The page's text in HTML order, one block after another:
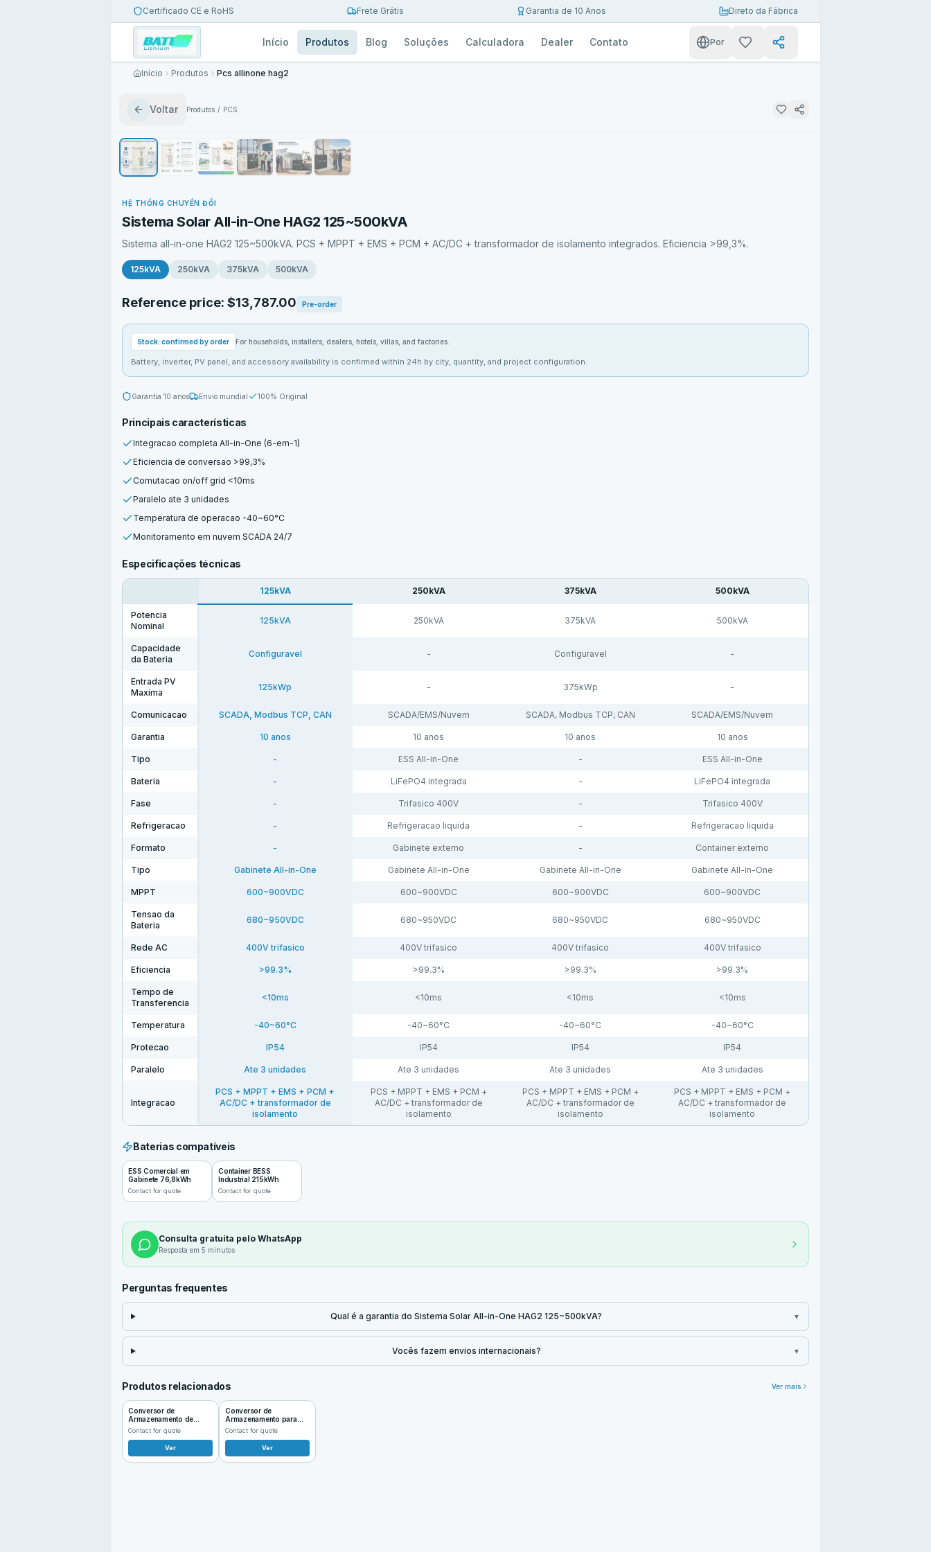
Certificado CE e RoHS Frete Grátis Garantia de 10 Anos Direto da Fábrica
Início Produtos Blog Soluções Calculadora Dealer Contato Por
Início Produtos Pcs allinone hag2
Voltar Produtos / PCS
HỆ THỐNG CHUYỂN ĐỔI
Sistema Solar All-in-One HAG2 125~500kVA
Sistema all-in-one HAG2 125~500kVA. PCS + MPPT + EMS + PCM + AC/DC + transformador de isolamento integrados. Eficiencia >99,3%.
125kVA 250kVA 375kVA 500kVA
Reference price: $13,787.00 Pre-order
Stock: confirmed by order For households, installers, dealers, hotels, villas, and factories.
Battery, inverter, PV panel, and accessory availability is confirmed within 24h by city, quantity, and project configuration.
Garantia 10 anos Envio mundial 100% Original
Principais características
Integracao completa All-in-One (6-em-1)
Eficiencia de conversao >99,3%
Comutacao on/off grid <10ms
Paralelo ate 3 unidades
Temperatura de operacao -40~60°C
Monitoramento em nuvem SCADA 24/7
Especificações técnicas
125kVA 250kVA 375kVA 500kVA
Potencia
Nominal
125kVA 250kVA 375kVA 500kVA
Capacidade
da Bateria
Configuravel - Configuravel -
Entrada PV
Maxima
125kWp - 375kWp -
Comunicacao SCADA, Modbus TCP, CAN SCADA/EMS/Nuvem SCADA, Modbus TCP, CAN SCADA/EMS/Nuvem
Garantia 10 anos 10 anos 10 anos 10 anos
Tipo - ESS All-in-One - ESS All-in-One
Bateria - LiFePO4 integrada - LiFePO4 integrada
Fase - Trifasico 400V - Trifasico 400V
Refrigeracao - Refrigeracao liquida - Refrigeracao liquida
Formato - Gabinete externo - Container externo
Tipo Gabinete All-in-One Gabinete All-in-One Gabinete All-in-One Gabinete All-in-One
MPPT 600~900VDC 600~900VDC 600~900VDC 600~900VDC
Tensao da
Bateria
680~950VDC 680~950VDC 680~950VDC 680~950VDC
Rede AC 400V trifasico 400V trifasico 400V trifasico 400V trifasico
Eficiencia >99.3% >99.3% >99.3% >99.3%
Tempo de
Transferencia
<10ms <10ms <10ms <10ms
Temperatura -40~60°C -40~60°C -40~60°C -40~60°C
Protecao IP54 IP54 IP54 IP54
Paralelo Ate 3 unidades Ate 3 unidades Ate 3 unidades Ate 3 unidades
Integracao
PCS + MPPT + EMS + PCM +
AC/DC + transformador de
isolamento
PCS + MPPT + EMS + PCM +
AC/DC + transformador de
isolamento
PCS + MPPT + EMS + PCM +
AC/DC + transformador de
isolamento
PCS + MPPT + EMS + PCM +
AC/DC + transformador de
isolamento
Baterias compatíveis
ESS Comercial em
Gabinete 76,8kWh
Contact for quote
Container BESS
Industrial 215kWh
Contact for quote
Consulta gratuita pelo WhatsApp
Resposta em 5 minutos
Perguntas frequentes
Qual é a garantia do Sistema Solar All-in-One HAG2 125~500kVA? ▼
Vocês fazem envios internacionais? ▼
Produtos relacionados Ver mais
Conversor de
Armazenamento de
Energia HBPS 15~60kW
Contact for quote
Ver
Conversor de
Armazenamento para
Micro-rede HCPS
100~125kW
Contact for quote
Ver